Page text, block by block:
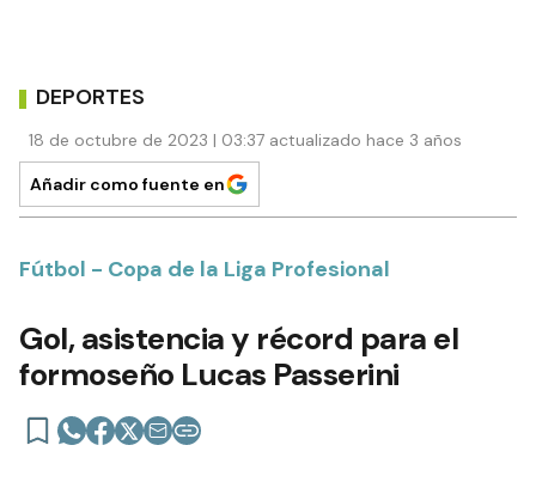
DEPORTES
18 de octubre de 2023 | 03:37 actualizado hace 3 años
Añadir como fuente en
Fútbol - Copa de la Liga Profesional
Gol, asistencia y récord para el
formoseño Lucas Passerini